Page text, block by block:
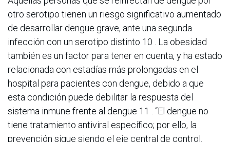
otro serotipo tienen un riesgo significativo aumentado
de desarrollar dengue grave, ante una segunda
infección con un serotipo distinto 10 . La obesidad
también es un factor para tener en cuenta, y ha estado
relacionada con estadías más prolongadas en el
hospital para pacientes con dengue, debido a que
esta condición puede debilitar la respuesta del
sistema inmune frente al dengue 11 . “El dengue no
tiene tratamiento antiviral específico; por ello, la
prevención sigue siendo el eje central de control.